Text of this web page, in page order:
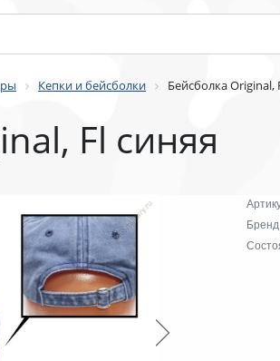
Кепки и бейсболки Бейсболка Original,
Fl синяя
Бренд